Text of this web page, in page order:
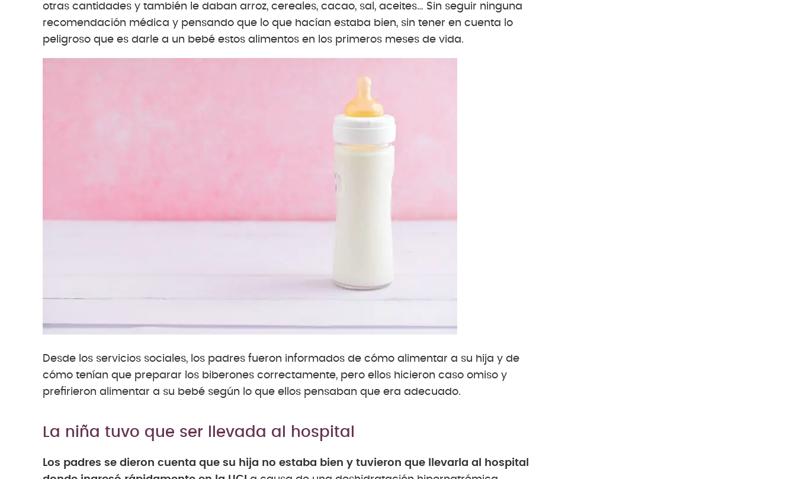
otras cantidades y también le daban arroz, cereales, cacao, sal, aceites… Sin seguir ninguna
recomendación médica y pensando que lo que hacían estaba bien, sin tener en cuenta lo
peligroso que es darle a un bebé estos alimentos en los primeros meses de vida.
Desde los servicios sociales, los padres fueron informados de cómo alimentar a su hija y de
cómo tenían que preparar los biberones correctamente, pero ellos hicieron caso omiso y
prefirieron alimentar a su bebé según lo que ellos pensaban que era adecuado.
La niña tuvo que ser llevada al hospital
Los padres se dieron cuenta que su hija no estaba bien y tuvieron que llevarla al hospital